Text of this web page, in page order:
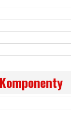
Komponenty